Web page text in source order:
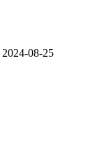
2024-08-25